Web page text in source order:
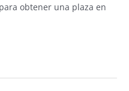
obtener una plaza en